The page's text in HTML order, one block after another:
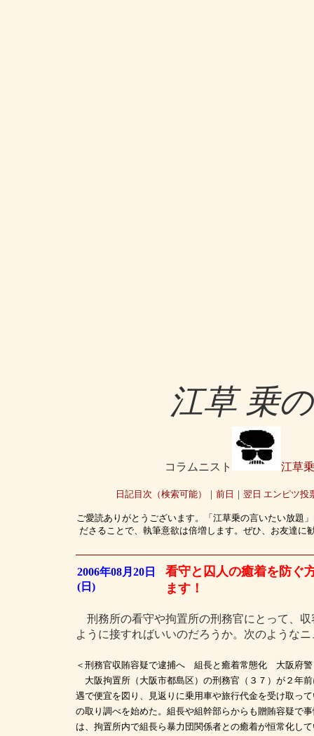
江草 乗
コラムニスト 江草乗
日記目次（検索可能） ｜ 前日 ｜ 翌日 エンピツ投
ご愛読ありがとうございます。「江草乗の言いたい放題
ださることで、執筆意欲は倍増します。ぜひ、お友達
2006年08月20日
(日)
看守と囚人の癒着を防ぐ
ます！
刑務所の看守や拘置所の刑務官にとって、
ように接すればいいのだろうか。次のような
＜刑務官収賄容疑で逮捕へ 組長と癒着常態化 大阪府
大阪拘置所（大阪市都島区）の刑務官（３７）が２年
遇で便宜を図り、見返りに乗用車や旅行代金を受け取っ
の取り調べを始めた。組長や組幹部らからも贈賄容疑で
は、拘置所内で組長ら暴力団関係者との癒着が恒常化し